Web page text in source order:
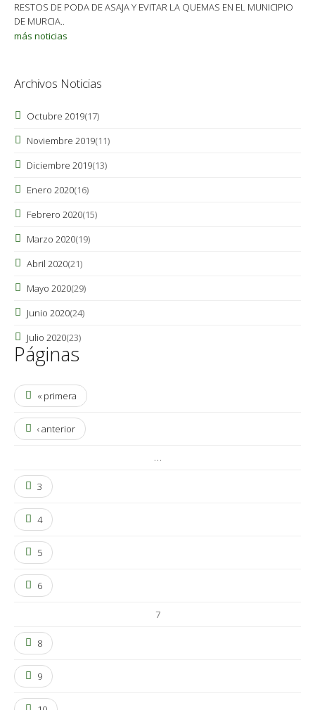
RESTOS DE PODA DE ASAJA Y EVITAR LA QUEMAS EN EL MUNICIPIO
DE MURCIA..
más noticias
Archivos Noticias
Octubre 2019(17)
Noviembre 2019(11)
Diciembre 2019(13)
Enero 2020(16)
Febrero 2020(15)
Marzo 2020(19)
Abril 2020(21)
Mayo 2020(29)
Junio 2020(24)
Julio 2020(23)
Páginas
« primera
‹ anterior
…
3
4
5
6
7
8
9